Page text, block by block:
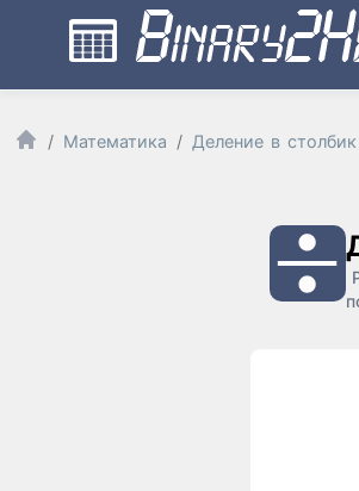
Математика Деление в